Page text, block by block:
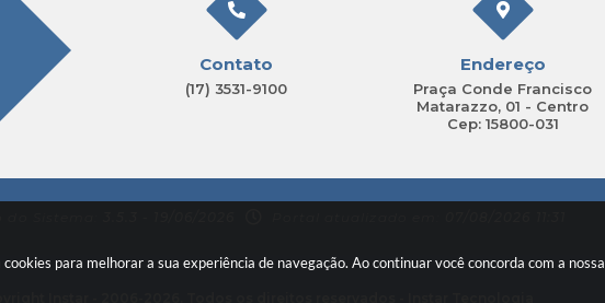
para melhorar a sua experiência de navegação. Ao continuar você concorda com a nossa
Contato
(17) 3531-9100
Endereço
Praça Conde Francisco
Matarazzo, 01 - Centro
Cep: 15800-031